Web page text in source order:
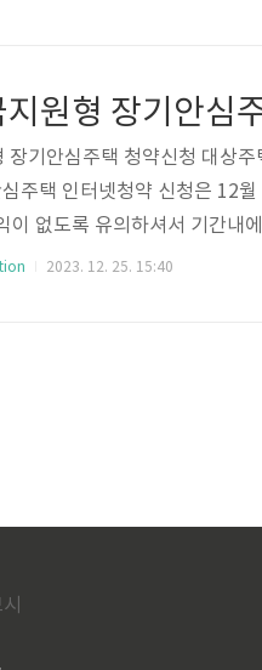
넷청약 신청방법 이번 SH보..
장기안심주택 청약신청 대상
주택 인터넷청약 신청은 12
이 없도록 유의하셔서 기간내
통해 인터넷청약 신청방법과
세대주택ㆍ연립주택 아파트
서만 지원이 가능합니다(근린
2023. 12. 25. 15:40